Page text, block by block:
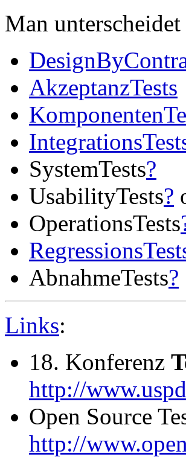
Man
AkzeptanzTests
SystemTests?
UsabilityTests?
OperationsTests
AbnahmeTests?
Links:
18. Konferenz
http://
Open Source
http://